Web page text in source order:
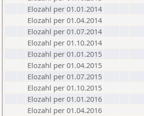
Elozahl per 01.01.2014
Elozahl per 01.04.2014
Elozahl per 01.07.2014
Elozahl per 01.10.2014
Elozahl per 01.01.2015
Elozahl per 01.04.2015
Elozahl per 01.07.2015
Elozahl per 01.10.2015
Elozahl per 01.01.2016
Elozahl per 01.04.2016